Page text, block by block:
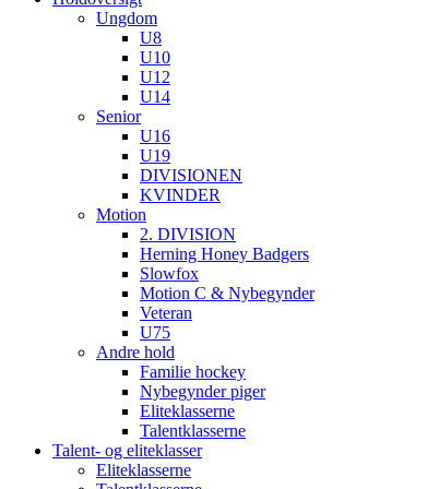
Ungdom
U8
U10
U12
U14
Senior
U16
U19
DIVISIONEN
KVINDER
Motion
2. DIVISION
Herning Honey Badgers
Slowfox
Motion C & Nybegynder
Veteran
U75
Andre hold
Familie hockey
Nybegynder piger
Eliteklasserne
Talentklasserne
Talent- og eliteklasser
Eliteklasserne